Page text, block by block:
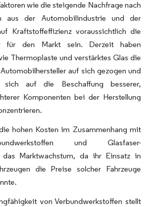
wie die steigende Nachfrage nach
aus der Automobilindustrie und der
Kraftstoffeffizienz voraussichtlich die
für den Markt sein. Derzeit haben
Thermoplaste und verstärktes Glas die
auf sich gezogen und
sich auf die Beschaffung besserer,
Komponenten bei der Herstellung
hohen Kosten im Zusammenhang mit
und Glasfaser-
das Marktwachstum, da ihr Einsatz in
die Preise solcher Fahrzeuge
von Verbundwerkstoffen stellt